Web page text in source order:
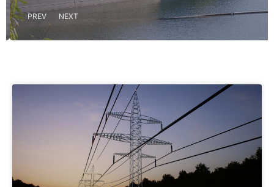
PREV NEXT